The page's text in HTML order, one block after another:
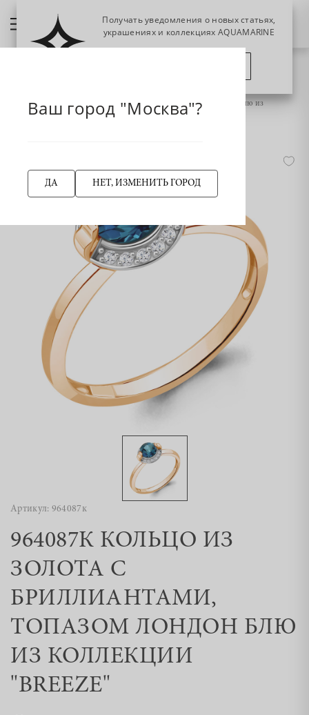
964087к Кольцо из Золота с бриллиантами, топазом лондон блю из
коллекции "Breeze"
Артикул: 964087к
964087К КОЛЬЦО ИЗ
ЗОЛОТА С
БРИЛЛИАНТАМИ,
ТОПАЗОМ ЛОНДОН БЛЮ
ИЗ КОЛЛЕКЦИИ
"BREEZE"
Ваш город "Москва"?
ДА НЕТ, ИЗМЕНИТЬ ГОРОД
Получать уведомления о новых статьях,
украшениях и коллекциях AQUAMARINE